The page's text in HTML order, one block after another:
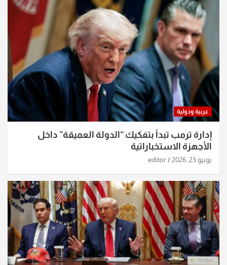
عربية ودولية
إدارة ترمب تبدأ بتفكيك “الدولة العميقة” داخل
الأجهزة الاستخباراتية
يونيو 23, 2026 editor